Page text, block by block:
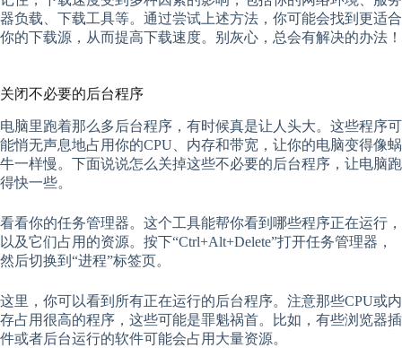
器负载、下载工具等。通过尝试上述方法，你可能会找到更适合
你的下载源，从而提高下载速度。别灰心，总会有解决的办法！
关闭不必要的后台程序
电脑里跑着那么多后台程序，有时候真是让人头大。这些程序可
能悄无声息地占用你的CPU、内存和带宽，让你的电脑变得像蜗
牛一样慢。下面说说怎么关掉这些不必要的后台程序，让电脑跑
得快一些。
看看你的任务管理器。这个工具能帮你看到哪些程序正在运行，
以及它们占用的资源。按下“Ctrl+Alt+Delete”打开任务管理器，
然后切换到“进程”标签页。
这里，你可以看到所有正在运行的后台程序。注意那些CPU或内
存占用很高的程序，这些可能是罪魁祸首。比如，有些浏览器插
件或者后台运行的软件可能会占用大量资源。